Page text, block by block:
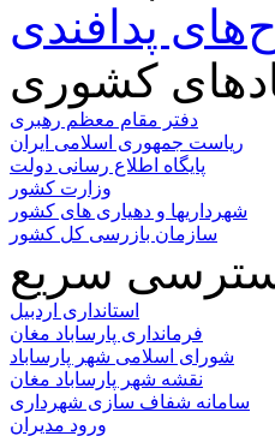
پدافندی
کشوری
دفتر مقام معظم رهبری
ریاست جمهوری اسلامی ایران
پایگاه اطلاع رسانی دولت
وزارت کشور
شهرداریها و دهیاری های کشور
سازمان بازرسی کل کشور
سریع
استانداری اردبیل
فرمانداری پارساباد مغان
شورای اسلامی شهر پارساباد
نقشه شهر پارساباد مغان
سامانه شفاف سازی شهرداری
ورود مدیران